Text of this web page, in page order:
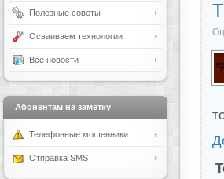
Полезные советы
Осваиваем технологии
Все новости
Абонентам на заметку
Телефонные мошенники
Отправка SMS